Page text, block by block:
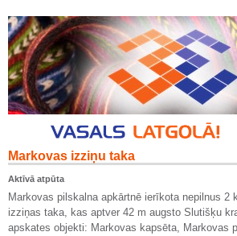
Markovas izziņu taka
Aktīvā atpūta
Markovas pilskalna apkārtnē ierīkota nepilnus 2
izziņas taka, kas aptver 42 m augsto Slutišķu
apskates objekti: Markovas kapsēta, Markovas